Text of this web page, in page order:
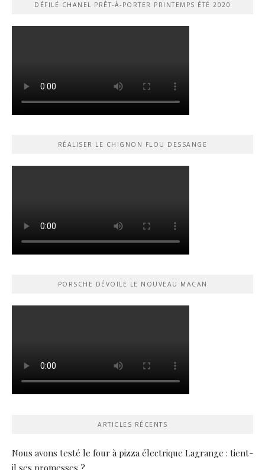
DÉFILÉ CHANEL PRÊT-À-PORTER PRINTEMPS ÉTÉ 2020
RÉALISER LE CHIGNON FLOU DESSANGE
PORSCHE DÉVOILE LE NOUVEAU MACAN
ARTICLES RÉCENTS
Nous avons testé le four à pizza électrique Lagrange : tient-
il ses promesses ?